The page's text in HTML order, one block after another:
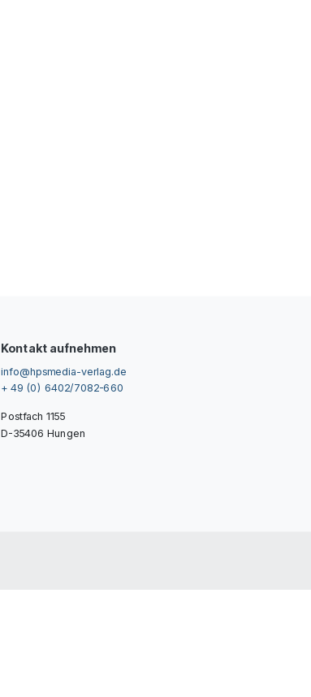
Kontakt aufnehmen
info@hpsmedia-verlag.de
+ 49 (0) 6402/7082-660
Postfach 1155
D-35406 Hungen